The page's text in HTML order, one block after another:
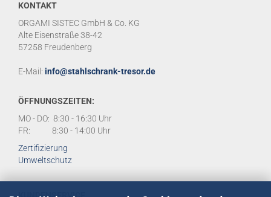
KONTAKT
ORGAMI SISTEC GmbH & Co. KG
Alte Eisenstraße 38-42
57258 Freudenberg
E-Mail: info@stahlschrank-tresor.de
ÖFFNUNGSZEITEN:
MO - DO: 8:30 - 16:30 Uhr
FR: 8:30 - 14:00 Uhr
Zertifizierung
Umweltschutz